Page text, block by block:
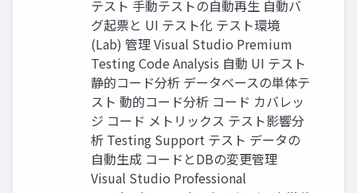
テスト 手動テストの自動再生 自動バ
グ起票と UI テスト化 テスト環境
(Lab) 管理 Visual Studio Premium
Testing Code Analysis 自動 UI テスト
静的コード分析 データベースの単体テ
スト 動的コード分析 コード カバレッ
ジ コード メトリックス テスト影響分
析 Testing Support テスト データの
自動生成 コードとDBの変更管理
Visual Studio Professional